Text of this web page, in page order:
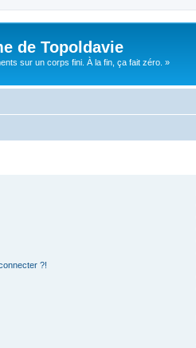
de Topoldavie
sur un corps fini. À la fin, ça fait zéro. »
?!